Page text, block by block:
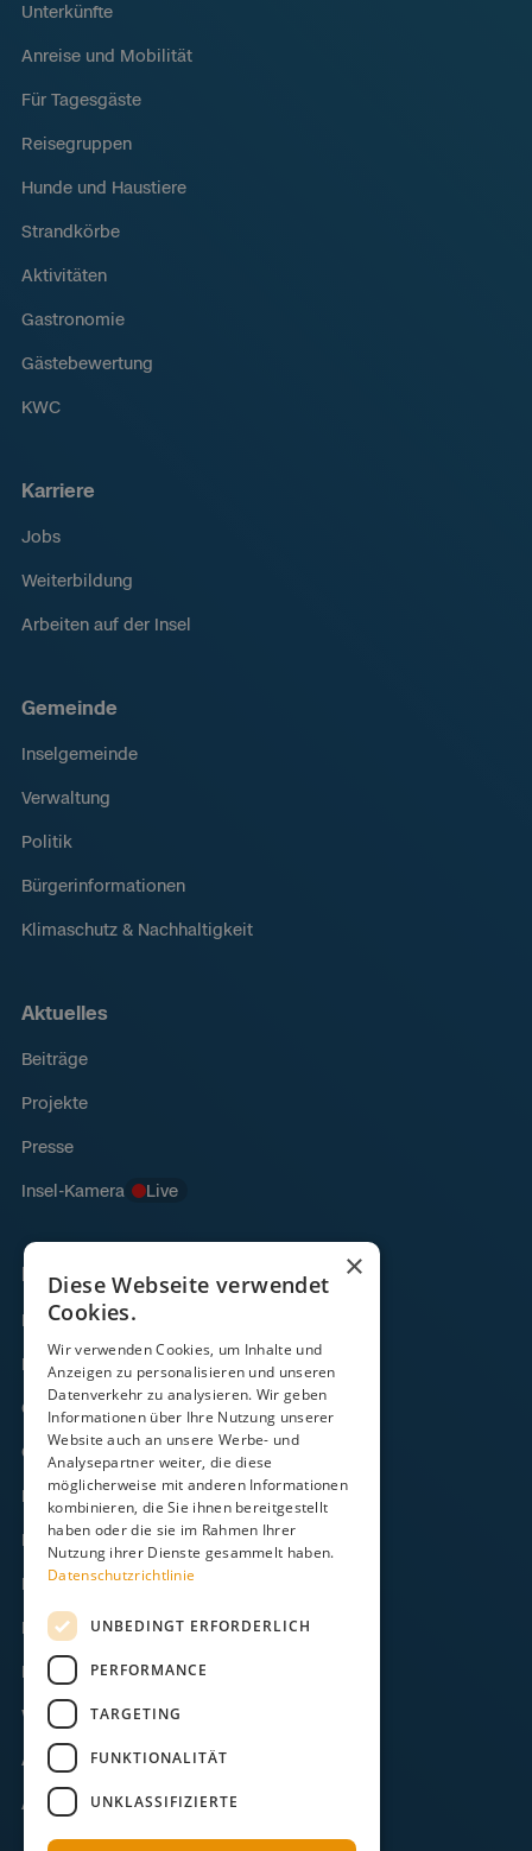
Unterkünfte
Anreise und Mobilität
Für Tagesgäste
Reisegruppen
Hunde und Haustiere
Strandkörbe
Aktivitäten
Gastronomie
Gästebewertung
KWC
Karriere
Jobs
Weiterbildung
Arbeiten auf der Insel
Gemeinde
Inselgemeinde
Verwaltung
Politik
Bürgerinformationen
Klimaschutz & Nachhaltigkeit
Aktuelles
Beiträge
Projekte
Presse
Insel-Kamera Live
Links
Fähre
Frachtverkehr
Gezeitenkalender
Onlineshop
Kontakt
FAQ
Downloads
Impressum
Datenschutz
Widerruf
AGB
ABB
×
Diese Webseite verwendet
Cookies.
Wir verwenden Cookies, um Inhalte und
Anzeigen zu personalisieren und unseren
Datenverkehr zu analysieren. Wir geben
Informationen über Ihre Nutzung unserer
Website auch an unsere Werbe- und
Analysepartner weiter, die diese
möglicherweise mit anderen Informationen
kombinieren, die Sie ihnen bereitgestellt
haben oder die sie im Rahmen Ihrer
Nutzung ihrer Dienste gesammelt haben.
Datenschutzrichtlinie
UNBEDINGT ERFORDERLICH
PERFORMANCE
TARGETING
FUNKTIONALITÄT
UNKLASSIFIZIERTE